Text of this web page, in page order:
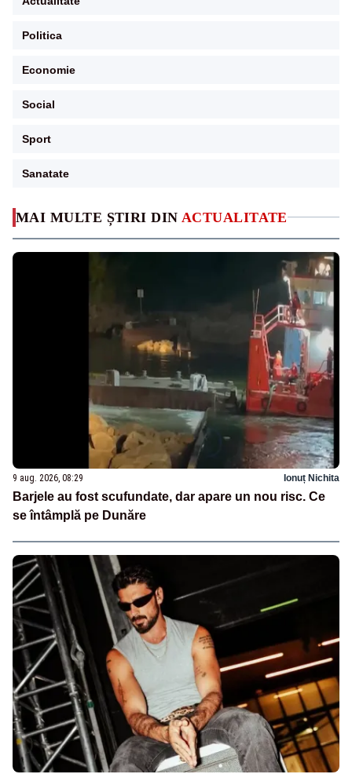
MAI MULTE ȘTIRI DIN ACTUALITATE
9 aug. 2026, 08:29 Ionuț Nichita
Barjele au fost scufundate, dar apare un nou risc. Ce
se întâmplă pe Dunăre
Politica
Economie
Social
Sport
Sanatate